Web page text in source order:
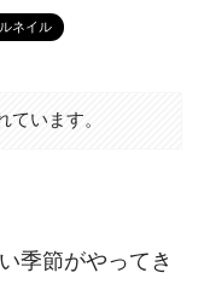
ネイル
います。
季節がやってき